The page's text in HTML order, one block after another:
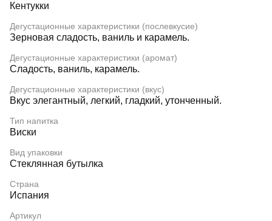
Кентукки
Дегустационные характеристики (послевкусие)
Зерновая сладость, ваниль и карамель.
Дегустационные характеристики (аромат)
Сладость, ваниль, карамель.
Дегустационные характеристики (вкус)
Вкус элегантный, легкий, гладкий, утонченный.
Тип напитка
Виски
Вид упаковки
Стеклянная бутылка
Страна
Испания
Артикул